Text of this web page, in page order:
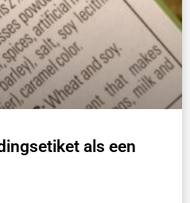
als een